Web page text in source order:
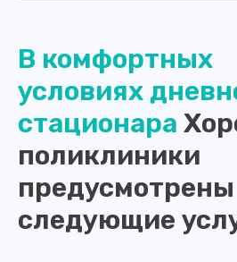
В комфортных
условиях
стационара
поликлиники
предусмотрены
следующие